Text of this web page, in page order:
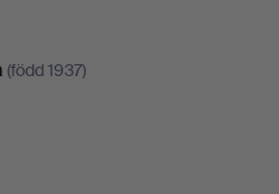
(född 1937)